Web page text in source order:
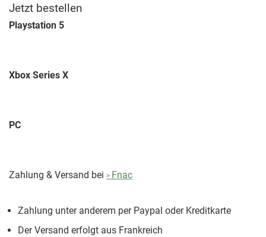
Jetzt bestellen
Playstation 5
Xbox Series X
PC
Zahlung & Versand bei Fnac
Zahlung unter anderem per Paypal oder Kreditkarte
Der Versand erfolgt aus Frankreich